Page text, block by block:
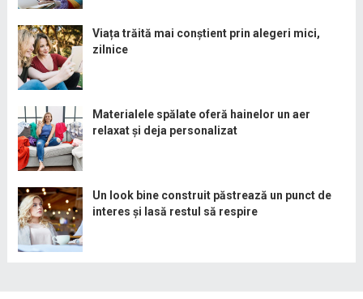
Viața trăită mai conștient prin alegeri mici,
zilnice
Materialele spălate oferă hainelor un aer
relaxat și deja personalizat
Un look bine construit păstrează un punct de
interes și lasă restul să respire